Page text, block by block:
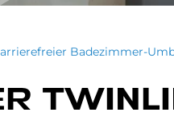
Badezimmer-